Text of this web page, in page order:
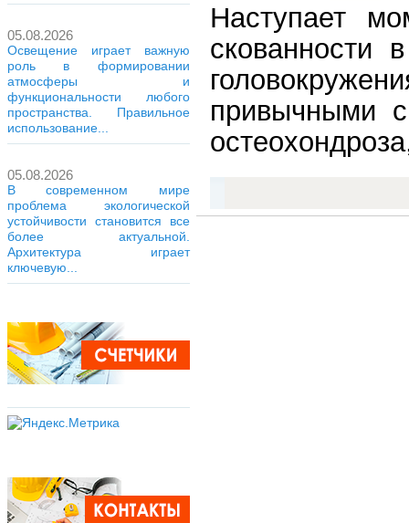
05.08.2026
Освещение играет важную
роль в формировании
атмосферы и
функциональности любого
пространства. Правильное
использование...
05.08.2026
В современном мире
проблема экологической
устойчивости становится все
более актуальной.
Архитектура играет
ключевую...
Наступает
скованности
привычными